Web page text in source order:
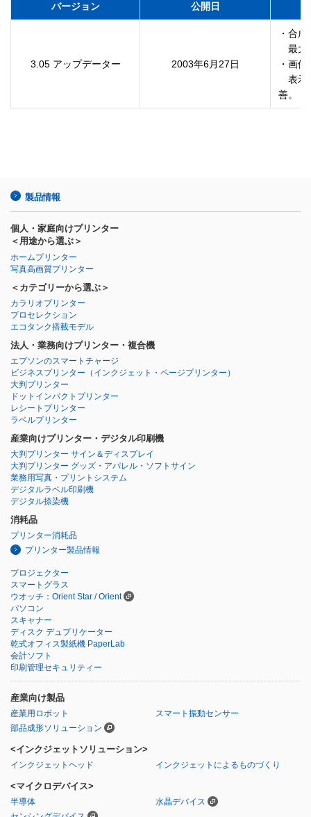
バージョン 公開日
3.05 アップデーター 2003年6月27日
・合
最大
・画
表示
善。　
製品情報
個人・家庭向けプリンター
＜用途から選ぶ＞
ホームプリンター
写真高画質プリンター
＜カテゴリーから選ぶ＞
カラリオプリンター
プロセレクション
エコタンク搭載モデル
法人・業務向けプリンター・複合機
エプソンのスマートチャージ
ビジネスプリンター （インクジェット・ページプリンター）
大判プリンター
ドットインパクトプリンター
レシートプリンター
ラベルプリンター
産業向けプリンター・デジタル印刷機
大判プリンター サイン＆ディスプレイ
大判プリンター グッズ・アパレル・ソフトサイン
業務用写真・プリントシステム
デジタルラベル印刷機
デジタル捺染機
消耗品
プリンター消耗品
プリンター製品情報
プロジェクター
スマートグラス
ウオッチ：Orient Star / Orient
パソコン
スキャナー
ディスク デュプリケーター
乾式オフィス製紙機 PaperLab
会計ソフト
印刷管理セキュリティー
産業向け製品
産業用ロボット
スマート振動センサー
部品成形ソリューション
<インクジェットソリューション>
インクジェットヘッド インクジェットによるものづくり
<マイクロデバイス>
半導体
水晶デバイス